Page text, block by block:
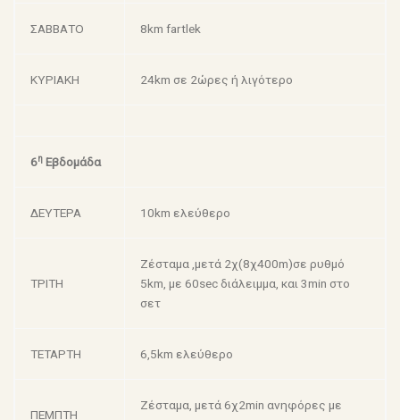
ΣΑΒΒΑΤΟ 8km fartlek
ΚΥΡΙΑΚΗ 24km σε 2ώρες ή λιγότερο
6η Εβδομάδα
ΔΕΥΤΕΡΑ 10km ελεύθερο
ΤΡΙΤΗ
Ζέσταμα ,μετά 2χ(8χ400m)σε ρυθμό
5km, με 60sec διάλειμμα, και 3min στο
σετ
ΤΕΤΑΡΤΗ 6,5km ελεύθερο
ΠΕΜΠΤΗ
Ζέσταμα, μετά 6χ2min ανηφόρες με